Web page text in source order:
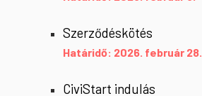
Szerződéskötés
Határidő: 2026. február 28.
CiviStart indulás